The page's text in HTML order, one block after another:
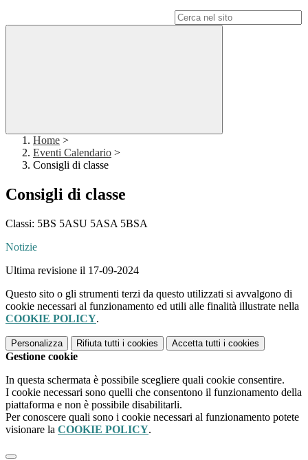
Home >
Eventi Calendario >
Consigli di classe
Consigli di classe
Classi: 5BS 5ASU 5ASA 5BSA
Notizie
Ultima revisione il 17-09-2024
Questo sito o gli strumenti terzi da questo utilizzati si avvalgono di
cookie necessari al funzionamento ed utili alle finalità illustrate nella
COOKIE POLICY.
Personalizza Rifiuta tutti i cookies Accetta tutti i cookies
Gestione cookie
In questa schermata è possibile scegliere quali cookie consentire.
I cookie necessari sono quelli che consentono il funzionamento della
piattaforma e non è possibile disabilitarli.
Per conoscere quali sono i cookie necessari al funzionamento potete
visionare la COOKIE POLICY.